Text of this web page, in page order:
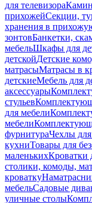
для телевизора
прихожейСекции,
хранения в
зонтовБанкетки,
мебельШкафы для
детскойДетские
матрасыМатрасы в
детскиеМебель для
аксессуары
стульев
для мебели
мебели
фурнитураЧехлы
кухниТовары для
маленькихКроватки
столики, комоды,
кроватку
мебельСадовые
уличные столы